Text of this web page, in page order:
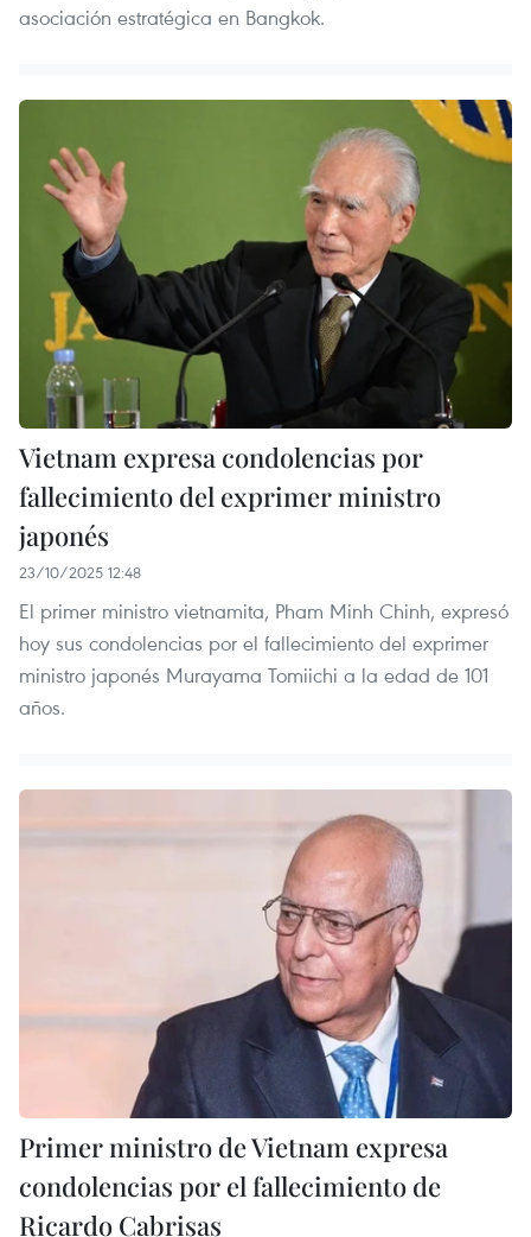
asociación estratégica en Bangkok.
Vietnam expresa condolencias por
fallecimiento del exprimer ministro
japonés
23/10/2025 12:48
El primer ministro vietnamita, Pham Minh Chinh, expresó
hoy sus condolencias por el fallecimiento del exprimer
ministro japonés Murayama Tomiichi a la edad de 101
años.
Primer ministro de Vietnam expresa
condolencias por el fallecimiento de
Ricardo Cabrisas